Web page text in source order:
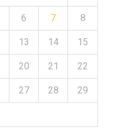
6 7 8
13 14 15
20 21 22
27 28 29